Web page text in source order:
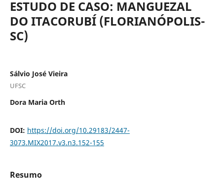
ESTUDO DE CASO: MANGUEZAL
DO ITACORUBÍ (FLORIANÓPOLIS-
SC)
Sálvio José Vieira
UFSC
Dora Maria Orth
DOI: https://doi.org/10.29183/2447-
3073.MIX2017.v3.n3.152-155
Resumo